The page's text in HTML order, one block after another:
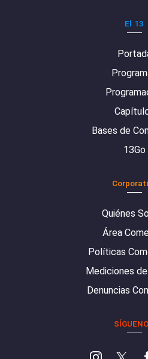
El 13
Bases de
13Go
Quiénes
Área
Políticas
Mediciones
Denuncias